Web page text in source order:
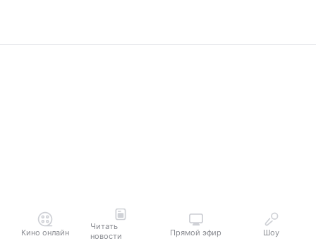
Кино онлайн
Читать
новости
Прямой эфир Шоу